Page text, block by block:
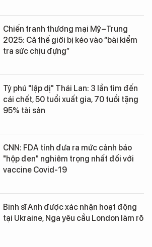
Chiến tranh thương mại Mỹ–Trung
2025: Cả thế giới bị kéo vào “bài kiểm
tra sức chịu đựng”
Tỷ phú "lập dị" Thái Lan: 3 lần tìm đến
cái chết, 50 tuổi xuất gia, 70 tuổi tặng
95% tài sản
CNN: FDA tính đưa ra mức cảnh báo
"hộp đen" nghiêm trọng nhất đối với
vaccine Covid-19
Binh sĩ Anh được xác nhận hoạt động
tại Ukraine, Nga yêu cầu London làm rõ